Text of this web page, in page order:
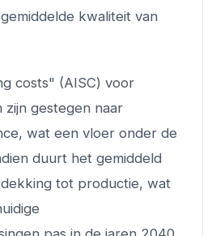
kwaliteit van
costs" (AISC) voor
gestegen naar
wat een vloer onder de
duurt het gemiddeld
tot productie, wat